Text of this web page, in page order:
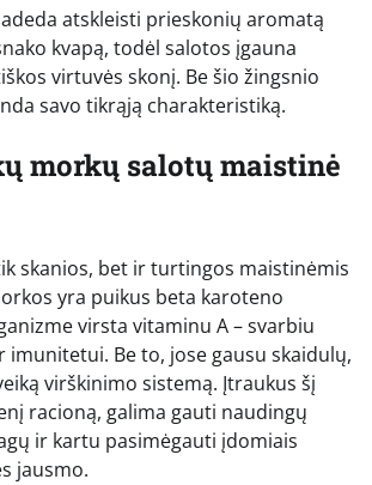
atskleisti prieskonių aromatą
kvapą, todėl salotos įgauna
virtuvės skonį. Be šio žingsnio
savo tikrąją charakteristiką.
morkų salotų maistinė
skanios, bet ir turtingos maistinėmis
yra puikus beta karoteno
virsta vitaminu A – svarbiu
imunitetui. Be to, jose gausu skaidulų,
virškinimo sistemą. Įtraukus šį
racioną, galima gauti naudingų
ir kartu pasimėgauti įdomiais
jausmo.